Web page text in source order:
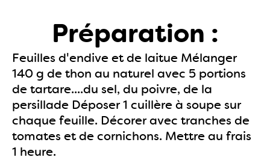
Préparation :
Feuilles d'endive et de laitue Mélanger
140 g de thon au naturel avec 5 portions
de tartare....du sel, du poivre, de la
persillade Déposer 1 cuillère à soupe sur
chaque feuille. Décorer avec tranches de
tomates et de cornichons. Mettre au frais
1 heure.